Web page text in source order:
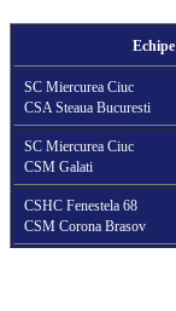
Echipe
SC Miercurea Ciuc
CSA Steaua Bucuresti
SC Miercurea Ciuc
CSM Galati
CSHC Fenestela 68
CSM Corona Brasov